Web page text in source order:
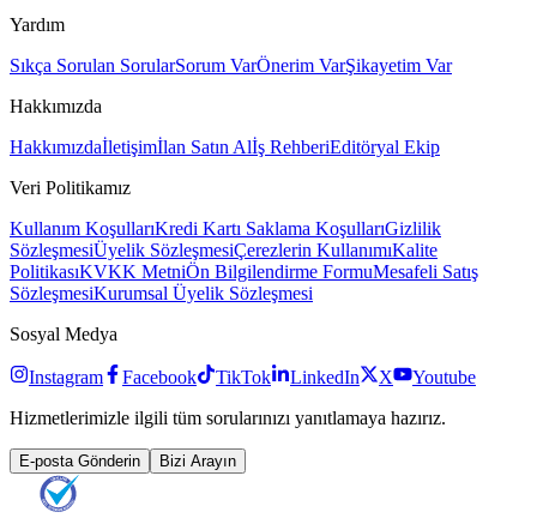
Yardım
Sıkça Sorulan SorularSorum VarÖnerim VarŞikayetim Var
Hakkımızda
Hakkımızdaİletişimİlan Satın Alİş RehberiEditöryal Ekip
Veri Politikamız
Kullanım KoşullarıKredi Kartı Saklama KoşullarıGizlilik
SözleşmesiÜyelik SözleşmesiÇerezlerin KullanımıKalite
PolitikasıKVKK MetniÖn Bilgilendirme FormuMesafeli Satış
SözleşmesiKurumsal Üyelik Sözleşmesi
Sosyal Medya
Instagram Facebook TikTok LinkedIn X
Youtube
Hizmetlerimizle ilgili tüm sorularınızı yanıtlamaya hazırız.
E-posta Gönderin Bizi Arayın